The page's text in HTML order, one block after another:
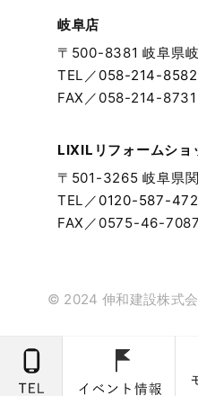
岐阜店
〒500-8381 岐阜県
TEL／ 058-214-8582
FAX／058-214-8731
LIXILリフォームショ
〒501-3265 岐阜県
TEL／ 0120-587-472
FAX／0575-46-7087
© 2024 伸和建設株式